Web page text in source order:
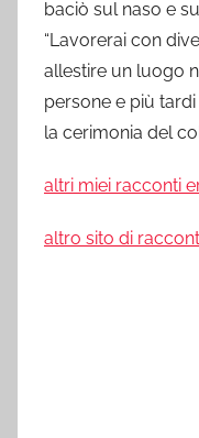
baciò sul naso e
“Lavorerai con
allestire un luogo
persone e più
la cerimonia del
altri miei racconti
altro sito di